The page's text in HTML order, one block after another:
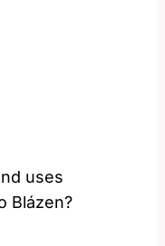
uses
Blázen?